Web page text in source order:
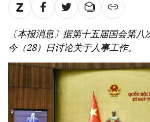
〔本报消息〕据第十五届国会第
今（28）日讨论关于人事工作。